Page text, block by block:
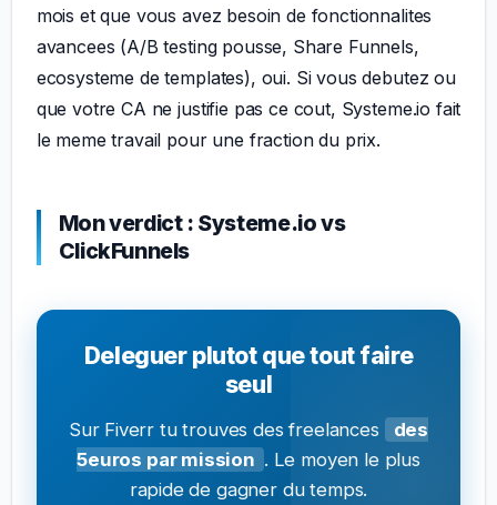
mois et que vous avez besoin de fonctionnalites
avancees (A/B testing pousse, Share Funnels,
ecosysteme de templates), oui. Si vous debutez ou
que votre CA ne justifie pas ce cout, Systeme.io fait
le meme travail pour une fraction du prix.
Mon verdict : Systeme.io vs
ClickFunnels
Deleguer plutot que tout faire
seul
Sur Fiverr tu trouves des freelances
des
5euros par mission . Le moyen le plus
rapide de gagner du temps.